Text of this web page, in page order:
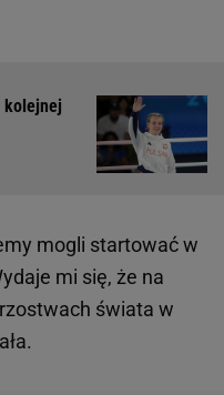
kolejnej
mogli startować w
mi się, że na
świata w